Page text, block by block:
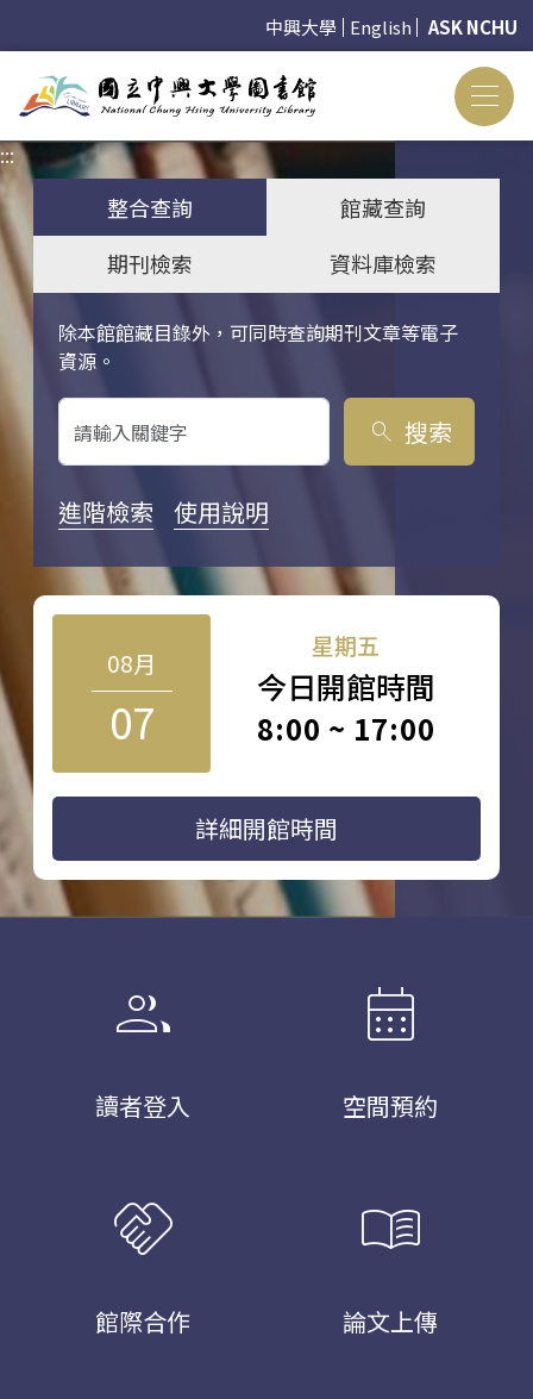
中興大學 English ASK NCHU
:::
整合查詢
館藏查詢
期刊檢索
資料庫檢索
除本館館藏目錄外，可同時查詢期刊文章等電子
資源。
關鍵字搜尋
search 搜索
進階檢索 使用說明
08月
07
星期五
今日開館時間
8:00 ~ 17:00
詳細開館時間
group
讀者登入
calendar_month
空間預約
handshake
館際合作
menu_book
論文上傳